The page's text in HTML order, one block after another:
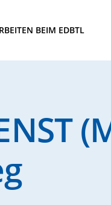
BEIM EDBTL